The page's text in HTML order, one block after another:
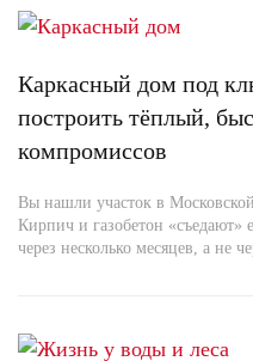
Каркасный дом под
построить тёплый,
компромиссов
Вы нашли участок в
Кирпич и газобетон «съедают»
через несколько месяцев, а не